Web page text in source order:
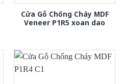
Cửa Gỗ Chống Cháy MDF
Veneer P1R5 xoan dao